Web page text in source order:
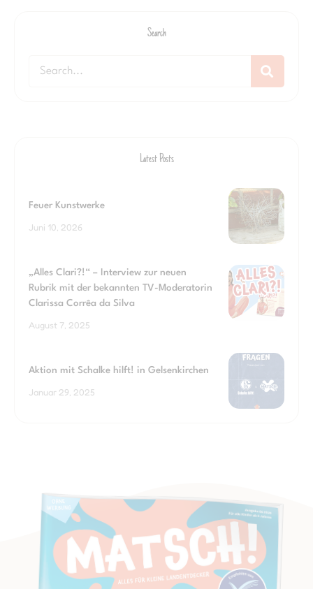
Search
Latest Posts
Feuer Kunstwerke
Juni 10, 2026
„Alles Clari?!“ – Interview zur neuen
Rubrik mit der bekannten TV-Moderatorin
Clarissa Corrêa da Silva
August 7, 2025
Aktion mit Schalke hilft! in Gelsenkirchen
Januar 29, 2025